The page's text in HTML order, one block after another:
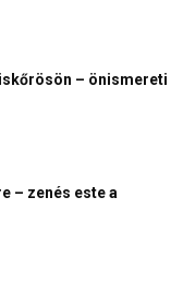
– önismereti
– zenés este a